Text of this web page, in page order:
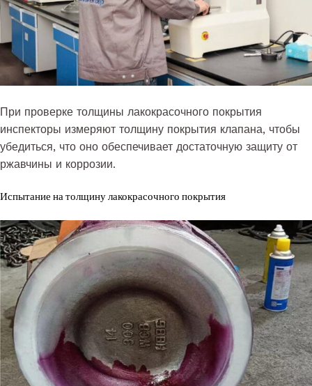
При проверке толщины лакокрасочного покрытия
инспекторы измеряют толщину покрытия клапана, чтобы
убедиться, что оно обеспечивает достаточную защиту от
ржавчины и коррозии.
Испытание на толщину лакокрасочного покрытия